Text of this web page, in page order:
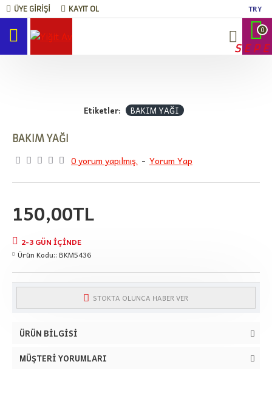
ÜYE GIRIŞI KAYIT OL TRY
0
Etiketler: BAKIM YAĞI
BAKIM YAĞI
0 yorum yapılmış. - Yorum Yap
150,00TL
2-3 GÜN IÇINDE
Ürün Kodu:: BKM5436
STOKTA OLUNCA HABER VER
ÜRÜN BILGISI
MÜŞTERI YORUMLARI